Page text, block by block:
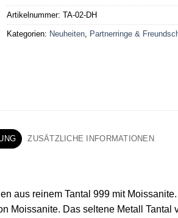
Artikelnummer: TA-02-DH
Kategorien: Neuheiten, Partnerringe &
ZUSÄTZLICHE INFORMATIONEN
aus reinem Tantal 999 mit Moissanite.
Moissanite. Das seltene Metall Tantal